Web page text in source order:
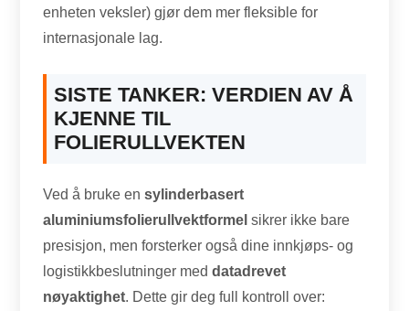
enheten veksler) gjør dem mer fleksible for
internasjonale lag.
SISTE TANKER: VERDIEN AV Å
KJENNE TIL
FOLIERULLVEKTEN
Ved å bruke ensylinderbasert
aluminiumsfolierullvektformel sikrer ikke bare
presisjon, men forsterker også dine innkjøps- og
logistikkbeslutninger meddatadrevet
nøyaktighet. Dette gir deg full kontroll over: